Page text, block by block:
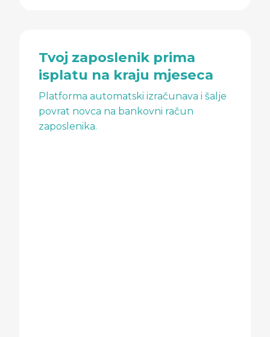
Tvoj zaposlenik prima
isplatu na kraju mjeseca
Platforma automatski izračunava i šalje
povrat novca na bankovni račun
zaposlenika.